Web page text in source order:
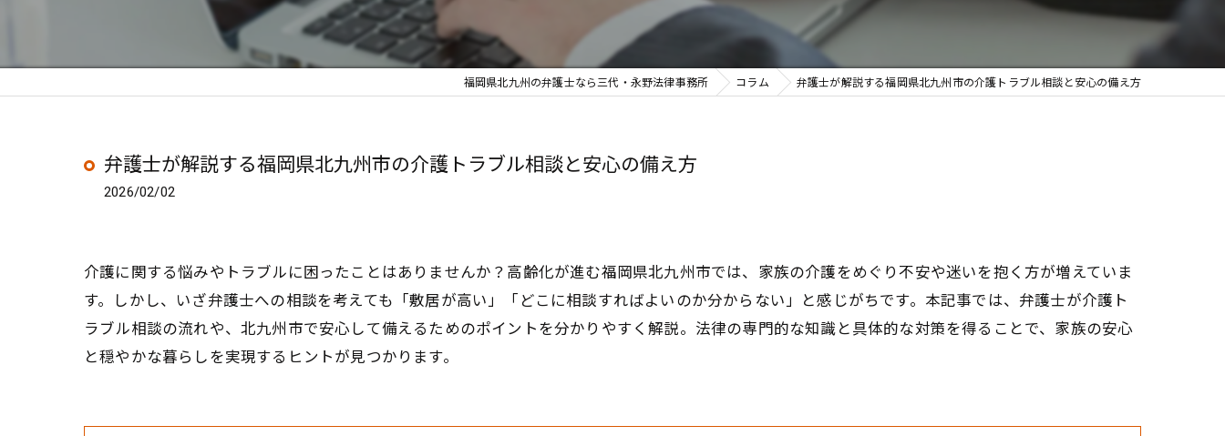
労働問題
福岡県北九州の弁護士なら三代・永野法律事務所 コラム 弁護士が解説する福岡県北九州市の介護トラブル相談と安心の備え方
弁護士が解説する福岡県北九州市の介護トラブル相談と安心の備え方
2026/02/02
介護に関する悩みやトラブルに困ったことはありませんか？高齢化が進む福岡県北九州市では、家族の介護をめぐり不安や迷いを抱く方が増えていま
す。しかし、いざ弁護士への相談を考えても「敷居が高い」「どこに相談すればよいのか分からない」と感じがちです。本記事では、弁護士が介護ト
ラブル相談の流れや、北九州市で安心して備えるためのポイントを分かりやすく解説。法律の専門的な知識と具体的な対策を得ることで、家族の安心
と穏やかな暮らしを実現するヒントが見つかります。